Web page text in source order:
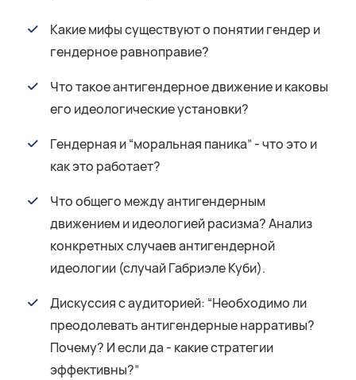
Какие мифы существуют о понятии гендер и
гендерное равноправие?
Что такое антигендерное движение и каковы
его идеологические установки?
Гендерная и “моральная паника” - что это и
как это работает?
Что общего между антигендерным
движением и идеологией расизма? Анализ
конкретных случаев антигендерной
идеологии (случай Габриэле Куби).
Дискуссия с аудиторией: “Необходимо ли
преодолевать антигендерные нарративы?
Почему? И если да - какие стратегии
эффективны?”